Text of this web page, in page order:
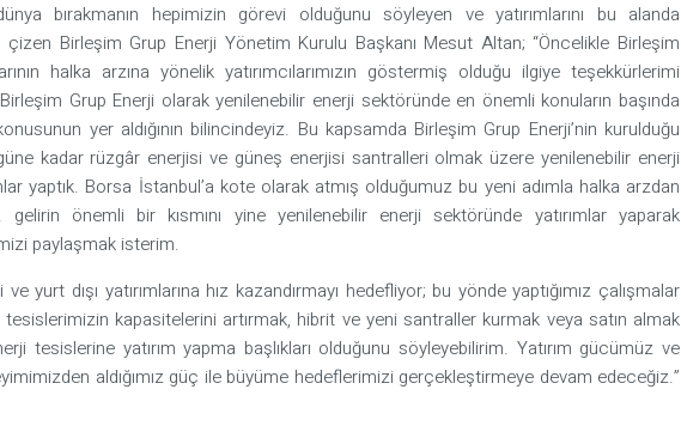
bırakmanın hepimizin görevi olduğunu söyleyen ve yatırımlarını bu alanda
çizen Birleşim Grup Enerji Yönetim Kurulu Başkanı Mesut Altan; “Öncelikle Birleşim
halka arzına yönelik yatırımcılarımızın göstermiş olduğu ilgiye teşekkürlerimi
Grup Enerji olarak yenilenebilir enerji sektöründe en önemli konuların başında
yer aldığının bilincindeyiz. Bu kapsamda Birleşim Grup Enerji’nin kurulduğu
kadar rüzgâr enerjisi ve güneş enerjisi santralleri olmak üzere yenilenebilir enerji
yaptık. Borsa İstanbul’a kote olarak atmış olduğumuz bu yeni adımla halka arzdan
önemli bir kısmını yine yenilenebilir enerji sektöründe yatırımlar yaparak
paylaşmak isterim.
yurt dışı yatırımlarına hız kazandırmayı hedefliyor; bu yönde yaptığımız çalışmalar
kapasitelerini artırmak, hibrit ve yeni santraller kurmak veya satın almak
tesislerine yatırım yapma başlıkları olduğunu söyleyebilirim. Yatırım gücümüz ve
aldığımız güç ile büyüme hedeflerimizi gerçekleştirmeye devam edeceğiz.”